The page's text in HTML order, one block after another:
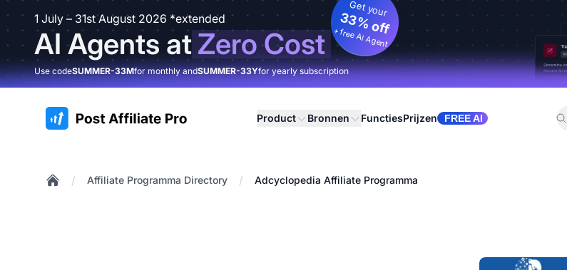
1 July – 31st August 2026 *extended
AI Agents atZero Cost
Get your
33% off
+ free AI Agent
Use codeSUMMER-33Mfor monthly andSUMMER-33Yfor yearly subscription
:site.title Product Bronnen FunctiesPrijzen FREE AI
/ Affiliate Programma Directory / Adcyclopedia Affiliate Programma